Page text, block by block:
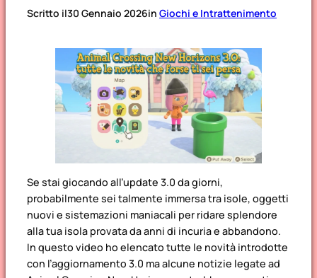
Scritto il30 Gennaio 2026in Giochi e Intrattenimento
Se stai giocando all’update 3.0 da giorni,
probabilmente sei talmente immersa tra isole, oggetti
nuovi e sistemazioni maniacali per ridare splendore
alla tua isola provata da anni di incuria e abbandono.
In questo video ho elencato tutte le novità introdotte
con l’aggiornamento 3.0 ma alcune notizie legate ad